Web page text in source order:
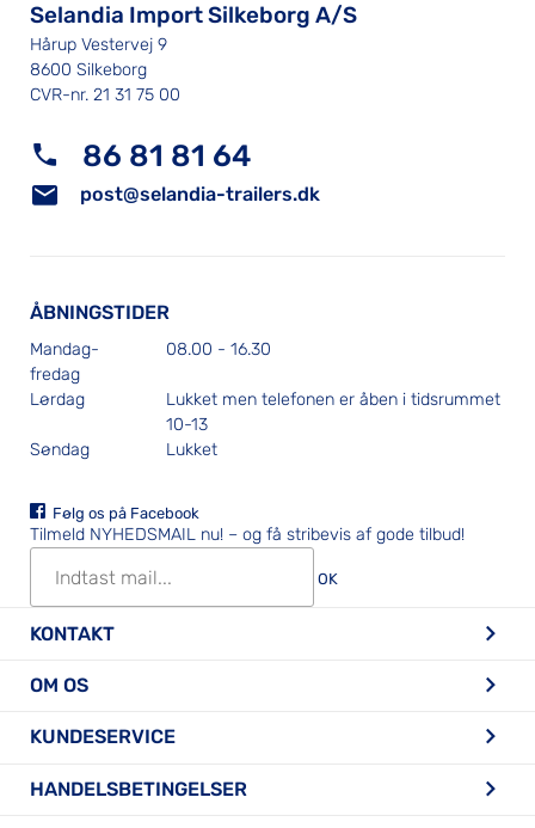
Selandia Import Silkeborg A/S
Hårup Vestervej 9
8600 Silkeborg
CVR-nr. 21 31 75 00
86 81 81 64
post@selandia-trailers.dk
ÅBNINGSTIDER
Mandag-
fredag
08.00 - 16.30
Lørdag
Lukket men telefonen er åben i tidsrummet
10-13
Søndag
Lukket
Følg os på Facebook
Tilmeld NYHEDSMAIL nu! – og få stribevis af gode tilbud!
OK
KONTAKT
OM OS
KUNDESERVICE
HANDELSBETINGELSER